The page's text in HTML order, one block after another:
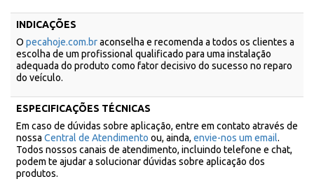
INDICAÇÕES
O pecahoje.com.braconselha e recomenda a todos os clientes a
escolha de um profissional qualificado para uma instalação
adequada do produto como fator decisivo do sucesso no reparo
do veículo.
ESPECIFICAÇÕES TÉCNICAS
Em caso de dúvidas sobre aplicação, entre em contato através de
nossa Central de Atendimento ou, ainda, envie-nos um email.
Todos nossos canais de atendimento, incluindo telefone e chat,
podem te ajudar a solucionar dúvidas sobre aplicação dos
produtos.